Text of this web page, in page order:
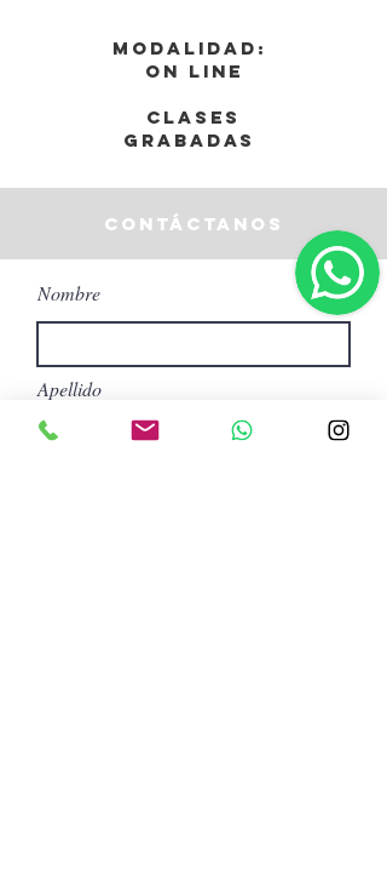
Modalidad:
On Line
Clases
grabadas
contáctanos
Nombre
Apellido